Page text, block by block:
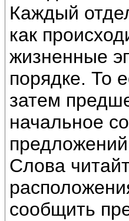
Каждый
как
жизненные
порядке. То
затем
начальное
Слова
сообщить